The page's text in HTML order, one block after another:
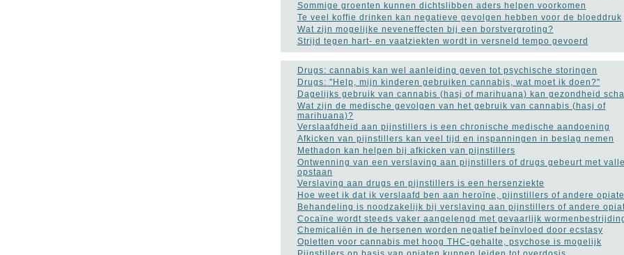
Sommige groenten kunnen dichtslibben aders helpen voorkomen
Te veel koffie drinken kan negatieve gevolgen hebben voor de bloeddruk
Wat zijn mogelijke neveneffecten bij een borstvergroting?
Strijd tegen hart- en vaatziekten wordt in versneld tempo gevoerd
Drugs: cannabis kan wel aanleiding geven tot psychische storingen
Drugs: "Help, mijn kinderen gebruiken cannabis, wat moet ik doen?"
Dagelijks gebruik van cannabis (hasj of marihuana) kan gezondheid
Wat zijn de medische gevolgen van het gebruik van cannabis (hasj of
marihuana)?
Verslaafdheid aan pijnstillers is een chronische medische aandoening
Afkicken van pijnstillers kan veel tijd en inspanningen in beslag nemen
Methadon kan helpen bij afkicken van pijnstillers
Ontwenning van een verslaving aan pijnstillers of drugs gebeurt met
opstaan
Verslaving aan drugs en pijnstillers is een hersenziekte
Hoe weet ik dat ik verslaafd ben aan heroïne, pijnstillers of andere
Behandeling is noodzakelijk bij verslaving aan pijnstillers of andere
Cocaïne wordt steeds vaker aangelengd met gevaarlijk
Chemicaliën in de hersenen worden negatief beïnvloed door ecstasy
Opletten voor cannabis met hoog THC-gehalte, psychose is mogelijk